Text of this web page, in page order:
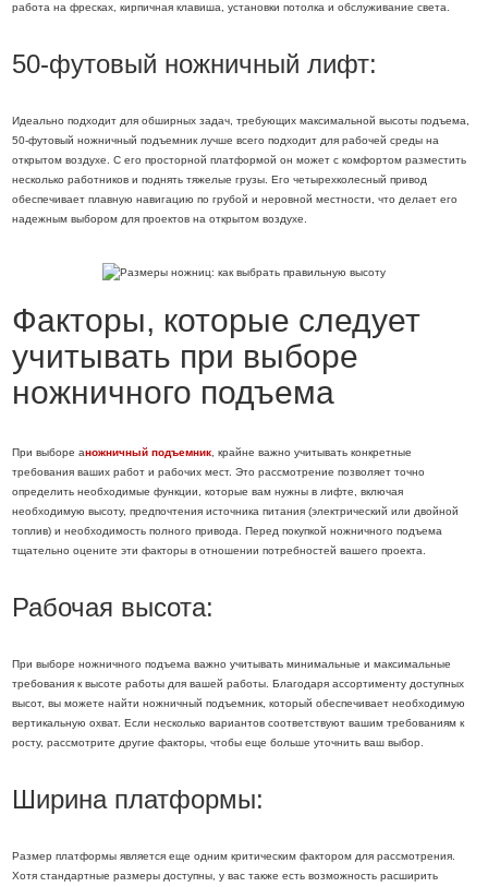
работа на фресках, кирпичная клавиша, установки потолка и обслуживание света.
50-футовый ножничный лифт:
Идеально подходит для обширных задач, требующих максимальной высоты подъема,
50-футовый ножничный подъемник лучше всего подходит для рабочей среды на
открытом воздухе. С его просторной платформой он может с комфортом разместить
несколько работников и поднять тяжелые грузы. Его четырехколесный привод
обеспечивает плавную навигацию по грубой и неровной местности, что делает его
надежным выбором для проектов на открытом воздухе.
Факторы, которые следует
учитывать при выборе
ножничного подъема
При выборе аножничный подъемник , крайне важно учитывать конкретные
требования ваших работ и рабочих мест. Это рассмотрение позволяет точно
определить необходимые функции, которые вам нужны в лифте, включая
необходимую высоту, предпочтения источника питания (электрический или двойной
топлив) и необходимость полного привода. Перед покупкой ножничного подъема
тщательно оцените эти факторы в отношении потребностей вашего проекта.
Рабочая высота:
При выборе ножничного подъема важно учитывать минимальные и максимальные
требования к высоте работы для вашей работы. Благодаря ассортименту доступных
высот, вы можете найти ножничный подъемник, который обеспечивает необходимую
вертикальную охват. Если несколько вариантов соответствуют вашим требованиям к
росту, рассмотрите другие факторы, чтобы еще больше уточнить ваш выбор.
Ширина платформы:
Размер платформы является еще одним критическим фактором для рассмотрения.
Хотя стандартные размеры доступны, у вас также есть возможность расширить